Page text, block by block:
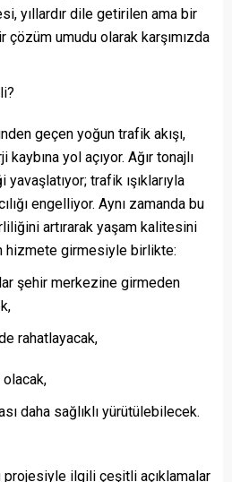
yıllardır dile getirilen ama bir
çözüm umudu olarak karşımızda
geçen yoğun trafik akışı,
yol açıyor. Ağır tonajlı
trafik ışıklarıyla
engelliyor. Aynı zamanda bu
artırarak yaşam kalitesini
hizmete girmesiyle birlikte:
şehir merkezine girmeden
rahatlayacak,
olacak,
daha sağlıklı yürütülebilecek.
projesiyle ilgili çeşitli açıklamalar